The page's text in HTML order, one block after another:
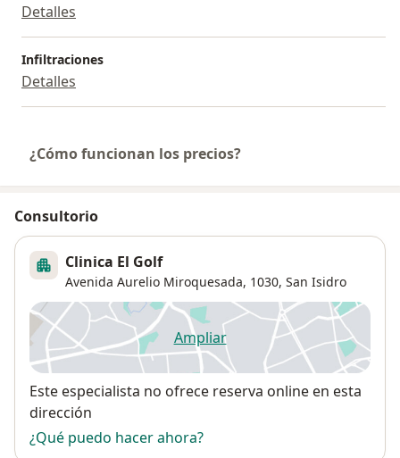
Detalles
Infiltraciones
Detalles
¿Cómo funcionan los precios?
Consultorio
Clinica El Golf
Avenida Aurelio Miroquesada, 1030, San Isidro
Ampliarse abre en una nueva
Disponibilidad
Este especialista no ofrece reserva online en esta
dirección
¿Qué puedo hacer ahora?